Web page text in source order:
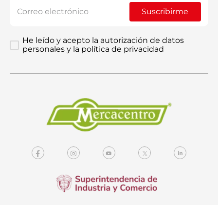
Suscribirme
He leído y acepto la autorización de datos
personales y la política de privacidad